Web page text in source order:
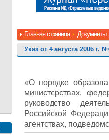
Главная страница Документы
Указ от 4 августа 2006 г.
«О порядке
министерствах,
руководство
Российской
агентствах,